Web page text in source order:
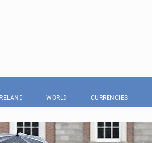
IRELAND WORLD CURRENCIES